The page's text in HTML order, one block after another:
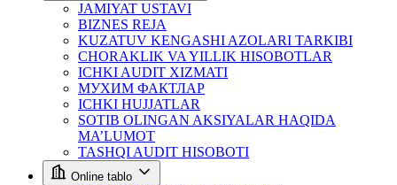
JAMIYAT USTAVI
BIZNES REJA
KUZATUV KENGASHI AZOLARI TARKIBI
CHORAKLIK VA YILLIK HISOBOTLAR
ICHKI AUDIT XIZMATI
МУХИМ ФАКТЛАР
ICHKI HUJJATLAR
SOTIB OLINGAN AKSIYALAR HAQIDA
MA’LUMOT
TASHQI AUDIT HISOBOTI
Online tablo